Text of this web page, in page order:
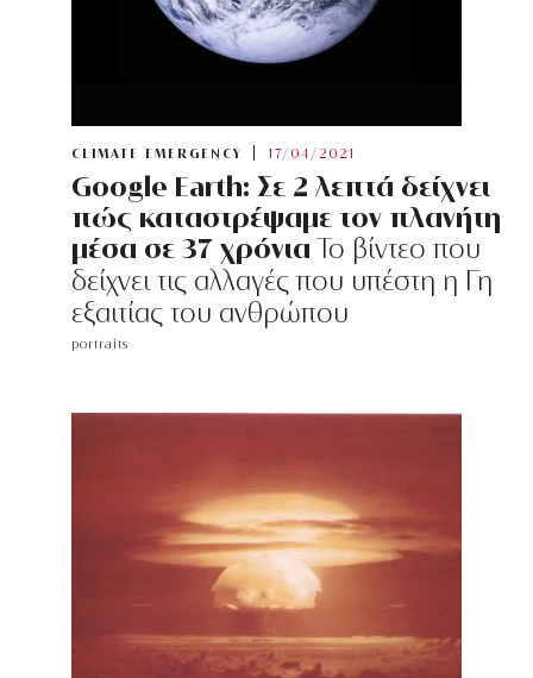
CLIMATE EMERGENCY 17/04/2021
Google Earth: Σε 2 λεπτά δείχνει
πώς καταστρέψαμε τον πλανήτη
μέσα σε 37 χρόνια Το βίντεο που
δείχνει τις αλλαγές που υπέστη η Γη
εξαιτίας του ανθρώπου
portraits